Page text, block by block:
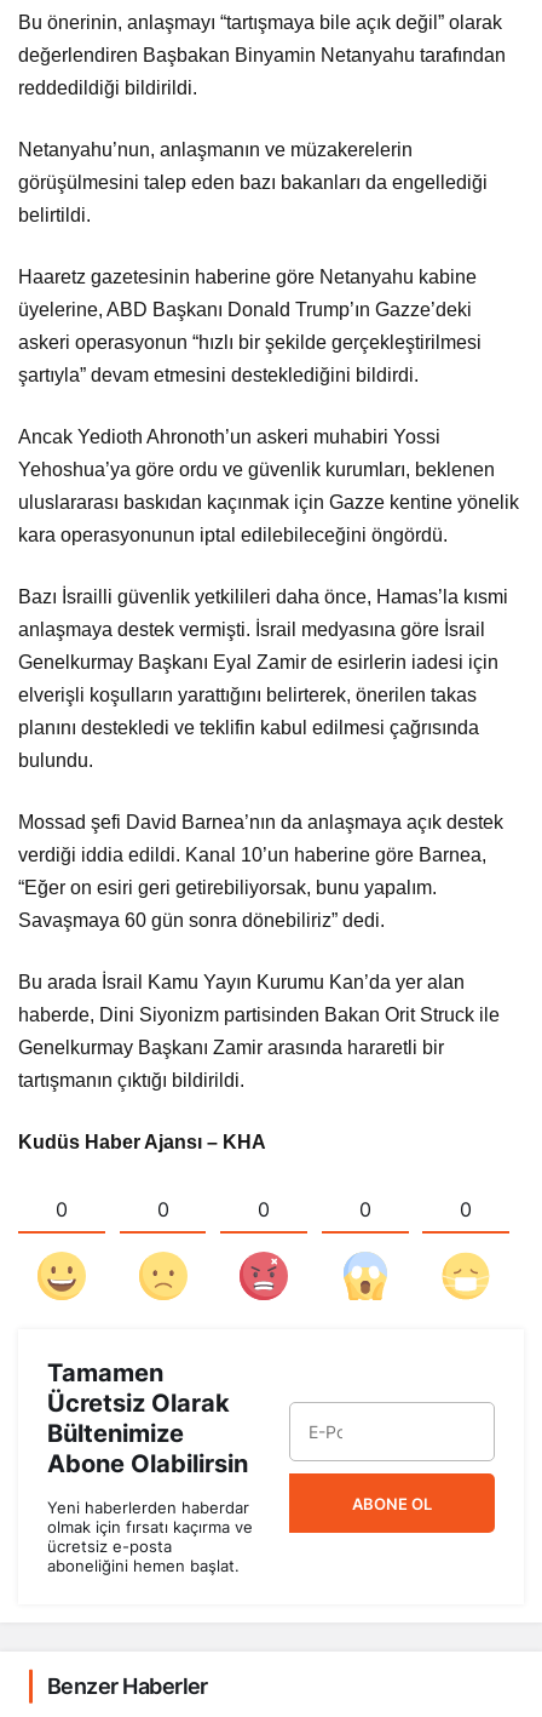
Bu önerinin, anlaşmayı “tartışmaya bile açık değil” olarak
değerlendiren Başbakan Binyamin Netanyahu tarafından
reddedildiği bildirildi.
Netanyahu’nun, anlaşmanın ve müzakerelerin
görüşülmesini talep eden bazı bakanları da engellediği
belirtildi.
Haaretz gazetesinin haberine göre Netanyahu kabine
üyelerine, ABD Başkanı Donald Trump’ın Gazze’deki
askeri operasyonun “hızlı bir şekilde gerçekleştirilmesi
şartıyla” devam etmesini desteklediğini bildirdi.
Ancak Yedioth Ahronoth’un askeri muhabiri Yossi
Yehoshua’ya göre ordu ve güvenlik kurumları, beklenen
uluslararası baskıdan kaçınmak için Gazze kentine yönelik
kara operasyonunun iptal edilebileceğini öngördü.
Bazı İsrailli güvenlik yetkilileri daha önce, Hamas’la kısmi
anlaşmaya destek vermişti. İsrail medyasına göre İsrail
Genelkurmay Başkanı Eyal Zamir de esirlerin iadesi için
elverişli koşulların yarattığını belirterek, önerilen takas
planını destekledi ve teklifin kabul edilmesi çağrısında
bulundu.
Mossad şefi David Barnea’nın da anlaşmaya açık destek
verdiği iddia edildi. Kanal 10’un haberine göre Barnea,
“Eğer on esiri geri getirebiliyorsak, bunu yapalım.
Savaşmaya 60 gün sonra dönebiliriz” dedi.
Bu arada İsrail Kamu Yayın Kurumu Kan’da yer alan
haberde, Dini Siyonizm partisinden Bakan Orit Struck ile
Genelkurmay Başkanı Zamir arasında hararetli bir
tartışmanın çıktığı bildirildi.
Kudüs Haber Ajansı – KHA
0 0 0 0 0
Tamamen
Ücretsiz Olarak
Bültenimize
Abone Olabilirsin
Yeni haberlerden haberdar
olmak için fırsatı kaçırma ve
ücretsiz e-posta
aboneliğini hemen başlat.
ABONE OL
Benzer Haberler